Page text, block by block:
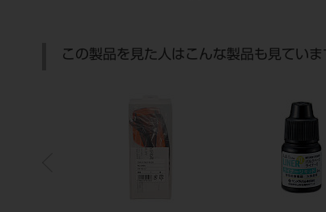
この製品を見た人はこんな製品も見ていま